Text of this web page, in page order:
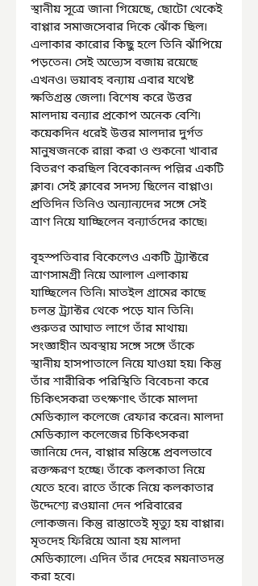
স্থানীয় সূত্রে জানা গিয়েছে, ছোটো থেকেই
বাপ্পার সমাজসেবার দিকে ঝোঁক ছিল৷
এলাকার কারোর কিছু হলে তিনি ঝাঁপিয়ে
পড়তেন৷ সেই অভ্যেস বজায় রয়েছে
এখনও৷ ভয়াবহ বন্যায় এবার যথেষ্ট
ক্ষতিগ্রস্ত জেলা৷ বিশেষ করে উত্তর
মালদায় বন্যার প্রকোপ অনেক বেশি৷
কয়েকদিন ধরেই উত্তর মালদার দুর্গত
মানুষজনকে রান্না করা ও শুকনো খাবার
বিতরণ করছিল বিবেকানন্দ পল্লির একটি
ক্লাব৷ সেই ক্লাবের সদস্য ছিলেন বাপ্পাও৷
প্রতিদিন তিনিও অন্যান্যদের সঙ্গে সেই
ত্রাণ নিয়ে যাচ্ছিলেন বন্যার্তদের কাছে৷
বৃহস্পতিবার বিকেলেও একটি ট্র্যাক্টরে
ত্রাণসামগ্রী নিয়ে আলাল এলাকায়
যাচ্ছিলেন তিনি৷ মাতইল গ্রামের কাছে
চলন্ত ট্র্যাক্টর থেকে পড়ে যান তিনি৷
গুরুতর আঘাত লাগে তাঁর মাথায়৷
সংজ্ঞাহীন অবস্থায় সঙ্গে সঙ্গে তাঁকে
স্থানীয় হাসপাতালে নিয়ে যাওয়া হয়৷ কিন্তু
তাঁর শারীরিক পরিস্থিতি বিবেচনা করে
চিকিৎসকরা তৎক্ষণাৎ তাঁকে মালদা
মেডিক্যাল কলেজে রেফার করেন৷ মালদা
মেডিক্যাল কলেজের চিকিৎসকরা
জানিয়ে দেন, বাপ্পার মস্তিষ্কে প্রবলভাবে
রক্তক্ষরণ হচ্ছে৷ তাঁকে কলকাতা নিয়ে
যেতে হবে৷ রাতে তাঁকে নিয়ে কলকাতার
উদ্দেশ্যে রওয়ানা দেন পরিবারের
লোকজন৷ কিন্তু রাস্তাতেই মৃত্যু হয় বাপ্পার৷
মৃতদেহ ফিরিয়ে আনা হয় মালদা
মেডিক্যালে৷ এদিন তাঁর দেহের ময়নাতদন্ত
করা হবে৷